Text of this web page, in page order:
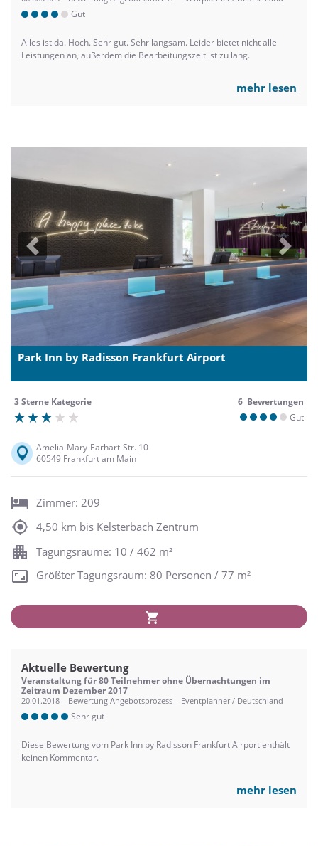
Gut
Alles ist da. Hoch. Sehr gut. Sehr langsam. Leider bietet nicht alle
Leistungen an, außerdem die Bearbeitungszeit ist zu lang.
mehr lesen
Previous Next
Park Inn by Radisson Frankfurt Airport
3 Sterne Kategorie
6 Bewertungen
Gut
Amelia-Mary-Earhart-Str. 10
60549 Frankfurt am Main
Zimmer: 209
4,50 km bis Kelsterbach Zentrum
Tagungsräume: 10 / 462 m²
Größter Tagungsraum: 80 Personen / 77 m²
Aktuelle Bewertung
Veranstaltung für 80 Teilnehmer ohne Übernachtungen im
Zeitraum Dezember 2017
20.01.2018 – Bewertung Angebotsprozess – Eventplanner / Deutschland
Sehr gut
Diese Bewertung vom Park Inn by Radisson Frankfurt Airport enthält
keinen Kommentar.
mehr lesen